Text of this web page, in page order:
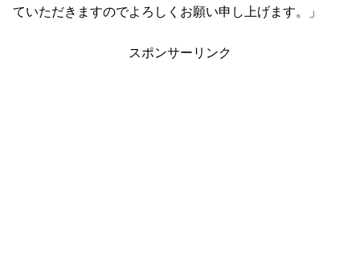
ていただきますのでよろしくお願い申し上げます。」
スポンサーリンク